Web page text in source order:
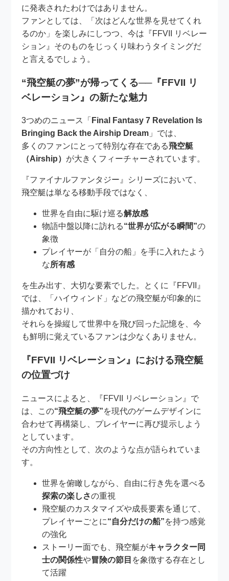
に発表されたわけではありません。
ファンとしては、「次はどんな世界を見せてくれ
るのか」を楽しみにしつつ、今は『FFVII リベレー
ション』そのものをじっくり味わうタイミングだ
と言えるでしょう。
“飛空艇の夢”が帰ってくる──『FFVII リ
ベレーション』の新たな魅力
3つめのニュース「 Final Fantasy 7 Revelation Is
Bringing Back the Airship Dream 」では、
多くのファンにとって特別な存在である飛空艇
（Airship） が大きくフィーチャーされています。
『ファイナルファンタジー』シリーズにおいて、
飛空艇は単なる移動手段ではなく、
世界を自由に駆け巡る解放感
物語中盤以降に訪れる“世界が広がる瞬間”の
象徴
プレイヤーが「自分の船」を手に入れたよう
な所有感
を生み出す、大切な要素でした。とくに『FFVII』
では、「ハイウィンド」などの飛空艇が印象的に
描かれており、
それらを操縦して世界中を飛び回った記憶を、今
も鮮明に覚えているファンは少なくありません。
『FFVII リベレーション』における飛空艇
の位置づけ
ニュースによると、『FFVII リベレーション』で
は、この“飛空艇の夢”を現代のゲームデザインに
合わせて再構築し、プレイヤーに再び提示しよう
としています。
その方向性として、次のような点が語られていま
す。
世界を俯瞰しながら、自由に行き先を選べる
探索の楽しさの重視
飛空艇のカスタマイズや成長要素を通じて、
プレイヤーごとに“自分だけの船”を持つ感覚
の強化
ストーリー面でも、飛空艇がキャラクター同
士の関係性や冒険の節目 を象徴する存在とし
て活躍